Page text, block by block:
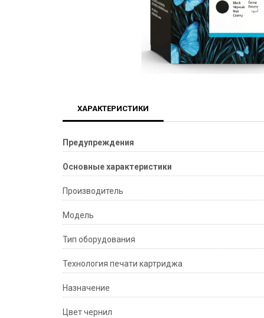
ХАРАКТЕРИСТИКИ
Предупреждения
Основные характеристики
Производитель
Модель
Тип оборудования
Технология печати картриджа
Назначение
Цвет чернил